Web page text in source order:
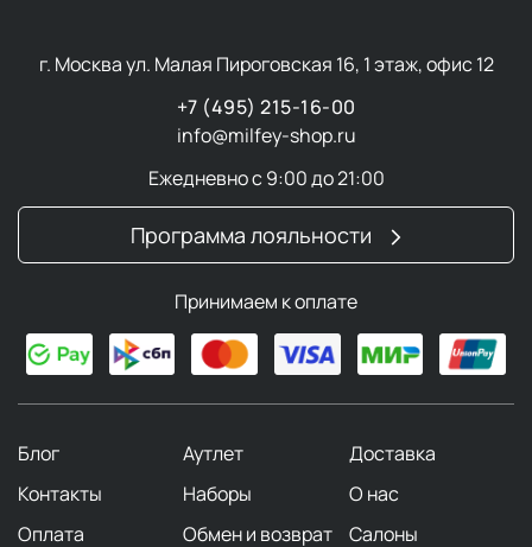
г. Москва ул. Малая Пироговская 16, 1 этаж, офис 12
+7 (495) 215-16-00
info@milfey-shop.ru
Ежедневно с 9:00 до 21:00
Программа лояльности
Принимаем к оплате
Блог Аутлет
Доставка
Контакты
Наборы
О нас
Оплата
Обмен и возврат
Салоны